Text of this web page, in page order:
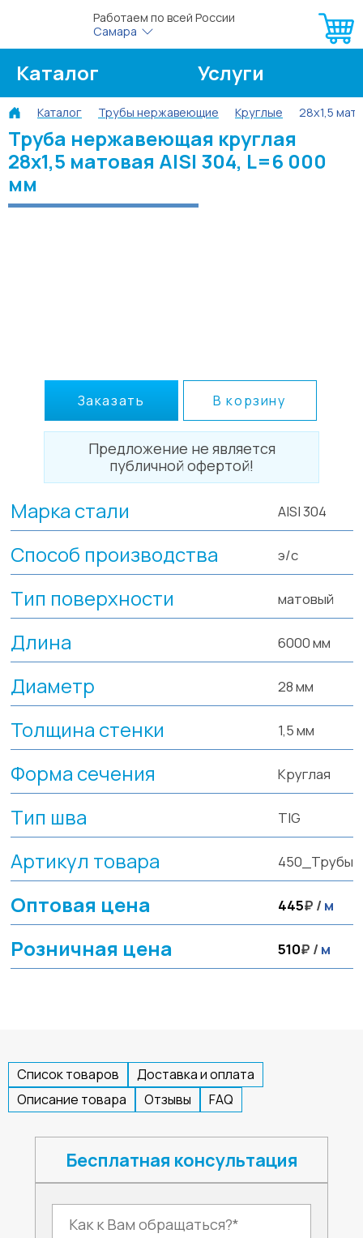
Работаем по всей России
Самара
Каталог
Услуги
О компании
Об оплате
Блог
Контакты
Каталог Трубы нержавеющие Круглые 28х1,5
Труба нержавеющая круглая
28х1,5 матовая AISI 304, L=6 000
мм
Заказать В корзину
Предложение не является
публичной офертой!
Марка стали AISI 304
Способ производства э/с
Тип поверхности матовый
Длина 6000 мм
Диаметр 28 мм
Толщина стенки 1,5 мм
Форма сечения Круглая
Тип шва TIG
Артикул товара 450_Трубы
Оптовая цена 445₽ /м
Розничная цена 510₽ /м
Список товаров
Доставка и оплата
Описание товара
Отзывы FAQ
Бесплатная консультация